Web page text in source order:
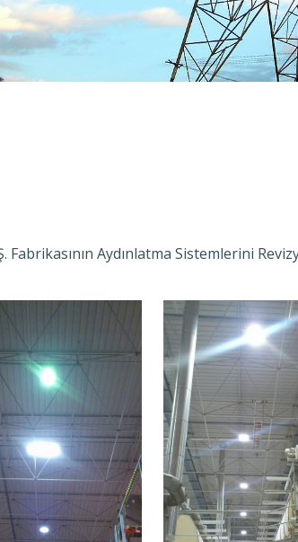
Fabrikasının Aydınlatma Sistemlerini